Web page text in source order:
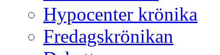
Hypocenter krönika
Fredagskrönikan